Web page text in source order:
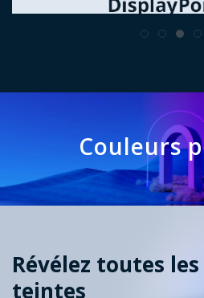
Couleurs
Révélez toutes
teintes